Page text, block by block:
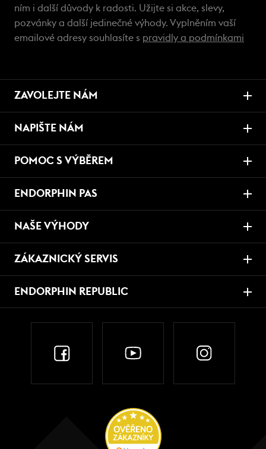
ním i další důvody k radosti. Užijte si akce, slevy,
pozvánky a další jedinečné výhody. Vyplněním vaší
emailové adresy souhlasíte s pravidly a podmínkami
ZAVOLEJTE NÁM
NAPIŠTE NÁM
POMOC S VÝBĚREM
ENDORPHIN PAS
NAŠE VÝHODY
ZÁKAZNICKÝ SERVIS
ENDORPHIN REPUBLIC